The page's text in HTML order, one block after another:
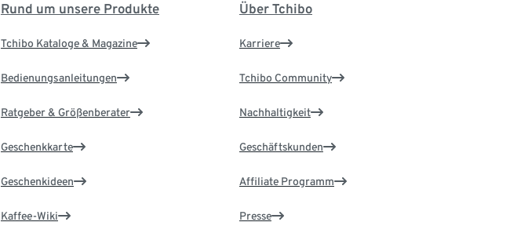
Rund um unsere Produkte
Tchibo Kataloge & Magazine
Bedienungsanleitungen
Ratgeber & Größenberater
Geschenkkarte
Geschenkideen
Kaffee-Wiki
Über Tchibo
Karriere
Tchibo Community
Nachhaltigkeit
Geschäftskunden
Affiliate Programm
Presse